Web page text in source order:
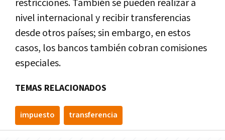
restricciones. También se pueden realizar a
nivel internacional y recibir transferencias
desde otros países; sin embargo, en estos
casos, los bancos también cobran comisiones
especiales.
TEMAS RELACIONADOS
impuesto transferencia